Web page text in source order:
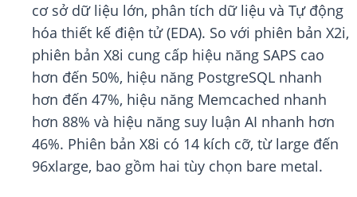
cơ sở dữ liệu lớn, phân tích dữ liệu và Tự động
hóa thiết kế điện tử (EDA). So với phiên bản X2i,
phiên bản X8i cung cấp hiệu năng SAPS cao
hơn đến 50%, hiệu năng PostgreSQL nhanh
hơn đến 47%, hiệu năng Memcached nhanh
hơn 88% và hiệu năng suy luận AI nhanh hơn
46%. Phiên bản X8i có 14 kích cỡ, từ large đến
96xlarge, bao gồm hai tùy chọn bare metal.